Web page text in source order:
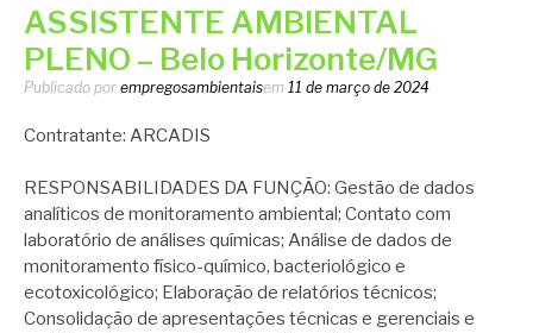
ASSISTENTE AMBIENTAL
PLENO – Belo Horizonte/MG
Publicado por empregosambientaisem 11 de março de 2024
Contratante: ARCADIS
RESPONSABILIDADES DA FUNÇÃO: Gestão de dados
analíticos de monitoramento ambiental; Contato com
laboratório de análises químicas; Análise de dados de
monitoramento físico-químico, bacteriológico e
ecotoxicológico; Elaboração de relatórios técnicos;
Consolidação de apresentações técnicas e gerenciais e